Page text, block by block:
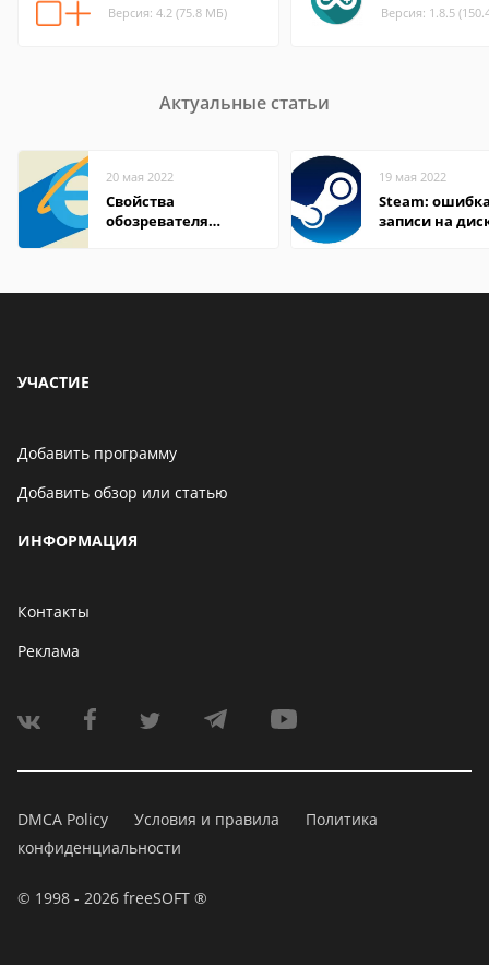
Версия: 4.2 (75.8 МБ) Версия: 1.8.5
Актуальные статьи
20 мая 2022
Свойства
обозревателя
19 мая 2022
Steam:
записи на
УЧАСТИЕ
Добавить программу
Добавить обзор или статью
ИНФОРМАЦИЯ
Контакты
Реклама
DMCA Policy Условия и правила
Политика
конфиденциальности
© 1998 - 2026 freeSOFT ®